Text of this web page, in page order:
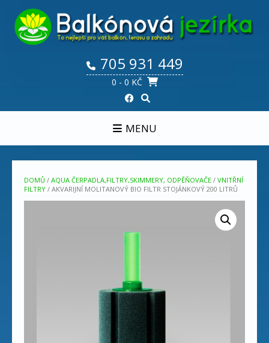
content
705 931 449
0 - 0 KČ
MENU
DOMŮ / AQUA ČERPADLA,FILTRY,SKIMMERY, ODPĚŇOVAČE / VNITŘNÍ
FILTRY / AKVARIJNÍ MOLITANOVÝ BIO FILTR STOJÁNKOVÝ 200 LITRŮ